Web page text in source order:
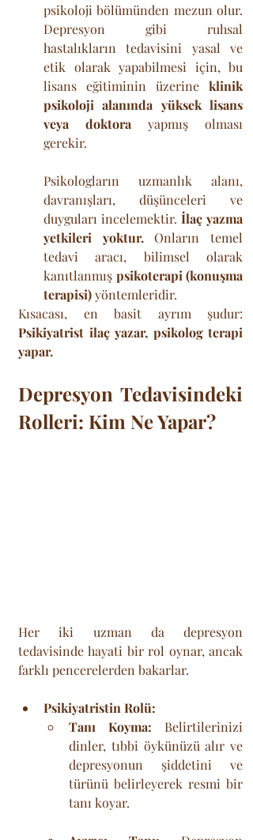
psikoloji bölümünden mezun olur.
Depresyon gibi ruhsal
hastalıkların tedavisini yasal ve
etik olarak yapabilmesi için, bu
lisans eğitiminin üzerine klinik
psikoloji alanında yüksek lisans
veya doktora yapmış olması
gerekir.
Psikologların uzmanlık alanı,
davranışları, düşünceleri ve
duyguları incelemektir. İlaç yazma
yetkileri yoktur. Onların temel
tedavi aracı, bilimsel olarak
kanıtlanmış psikoterapi (konuşma
terapisi) yöntemleridir.
Psikiyatrist ilaç yazar, psikolog terapi
yapar.
Depresyon Tedavisindeki
Rolleri: Kim Ne Yapar?
Her iki uzman da depresyon
tedavisinde hayati bir rol oynar, ancak
farklı pencerelerden bakarlar.
Psikiyatristin Rolü:
Tanı Koyma: Belirtilerinizi
dinler, tıbbi öykünüzü alır ve
depresyonun şiddetini ve
türünü belirleyerek resmi bir
tanı koyar.